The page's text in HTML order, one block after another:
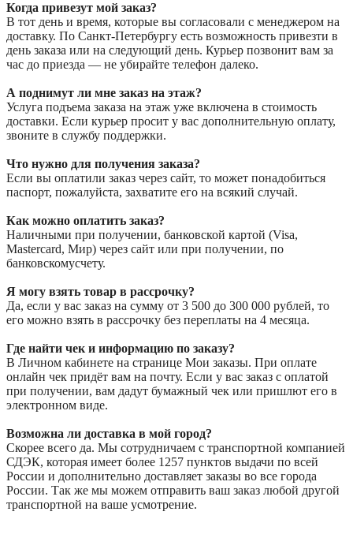
Когда привезут мой заказ?
В тот день и время, которые вы согласовали с менеджером на
доставку. По Санкт-Петербургу есть возможность привезти в
день заказа или на следующий день. Курьер позвонит вам за
час до приезда — не убирайте телефон далеко.
А поднимут ли мне заказ на этаж?
Услуга подъема заказа на этаж уже включена в стоимость
доставки. Если курьер просит у вас дополнительную оплату,
звоните в службу поддержки.
Что нужно для получения заказа?
Если вы оплатили заказ через сайт, то может понадобиться
паспорт, пожалуйста, захватите его на всякий случай.
Как можно оплатить заказ?
Наличными при получении, банковской картой (Visa,
Mastercard, Мир) через сайт или при получении, по
банковскомусчету.
Я могу взять товар в рассрочку?
Да, если у вас заказ на сумму от 3 500 до 300 000 рублей, то
его можно взять в рассрочку без переплаты на 4 месяца.
Где найти чек и информацию по заказу?
В Личном кабинете на странице Мои заказы. При оплате
онлайн чек придёт вам на почту. Если у вас заказ с оплатой
при получении, вам дадут бумажный чек или пришлют его в
электронном виде.
Возможна ли доставка в мой город?
Скорее всего да. Мы сотрудничаем с транспортной компанией
СДЭК, которая имеет более 1257 пунктов выдачи по всей
России и дополнительно доставляет заказы во все города
России. Так же мы можем отправить ваш заказ любой другой
транспортной на ваше усмотрение.